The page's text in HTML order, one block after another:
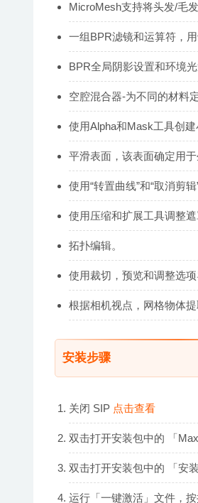
MicroMesh支持将头发/毛
一组BPR滤镜和运算符，
BPR全局阴影设置和环境
空腔混合器-为不同的材料
使用Alpha和Mask工具创建
平滑表面，该表面确定用于
使用“转置曲线”和“取消剪辑
使用压缩和扩展工具调整遮
拓扑编辑。
使用裁切，预览和调整选项
根据相机视点，网格物体
安装步骤
关闭 SIP 点击查看
双击打开安装包中的 「
双击打开安装包中的 「安
运行「一键激活」文件，